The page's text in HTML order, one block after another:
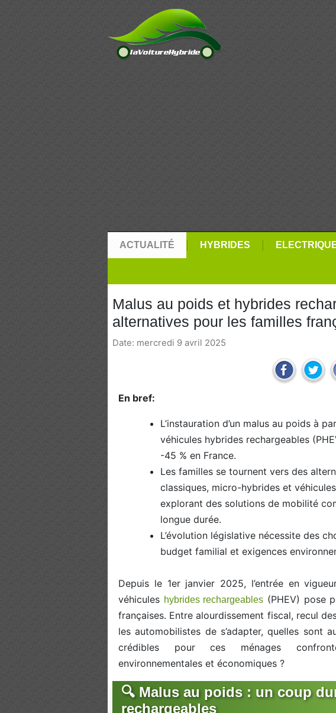
ACTUALITÉ HYBRIDES
Malus au poids et hybrides
alternatives pour les familles
Date: mercredi 9 avril 2025
En bref:
L’instauration d’un malus au poids à
véhicules hybrides rechargeables
-45 % en France.
Les familles se tournent vers des
classiques, micro-hybrides et
explorant des solutions de mobilité
longue durée.
L’évolution législative nécessite des
budget familial et exigences
Depuis le 1er janvier 2025, l’entrée en
véhicules hybrides rechargeables (PHEV) pose
françaises. Entre alourdissement fiscal, recul
les automobilistes de s’adapter, quelles sont
crédibles pour ces ménages
environnementales et économiques ?
🔍 Malus au poids : un coup
rechargeables